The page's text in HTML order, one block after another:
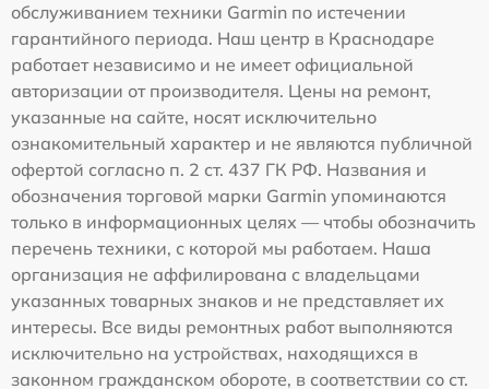
обслуживанием техники Garmin по истечении
гарантийного периода. Наш центр в Краснодаре
работает независимо и не имеет официальной
авторизации от производителя. Цены на ремонт,
указанные на сайте, носят исключительно
ознакомительный характер и не являются публичной
офертой согласно п. 2 ст. 437 ГК РФ. Названия и
обозначения торговой марки Garmin упоминаются
только в информационных целях — чтобы обозначить
перечень техники, с которой мы работаем. Наша
организация не аффилирована с владельцами
указанных товарных знаков и не представляет их
интересы. Все виды ремонтных работ выполняются
исключительно на устройствах, находящихся в
законном гражданском обороте, в соответствии со ст.